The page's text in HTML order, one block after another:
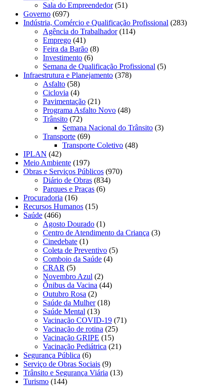
Sala do Empreendedor(51)
Governo (697)
Indústria, Comércio e Qualificação Profissional (283)
Agência do Trabalhador(114)
Emprego (41)
Feira da Barão (8)
Investimento (6)
Semana de Qualificação Profissional (5)
Infraestrutura e Planejamento (378)
Asfalto (58)
Ciclovia (4)
Pavimentação (21)
Programa Asfalto Novo (48)
Trânsito (72)
Semana Nacional do Trânsito (3)
Transporte (69)
Transporte Coletivo (48)
IPLAN (42)
Meio Ambiente (197)
Obras e Serviços Públicos (970)
Diário de Obras (834)
Parques e Praças (6)
Procuradoria (16)
Recursos Humanos (15)
Saúde (466)
Agosto Dourado (1)
Centro de Atendimento da Criança (3)
Cinedebate (1)
Coleta de Preventivo (5)
Comboio da Saúde (4)
CRAR (5)
Novembro Azul (2)
Ônibus da Vacina (44)
Outubro Rosa (2)
Saúde da Mulher(18)
Saúde Mental (13)
Vacinação COVID-19 (71)
Vacinação de rotina (25)
Vacinação GRIPE (15)
Vacinação Pediátrica (21)
Segurança Pública (6)
Serviço de Obras Sociais (9)
Trânsito e Segurança Viária (13)
Turismo (144)